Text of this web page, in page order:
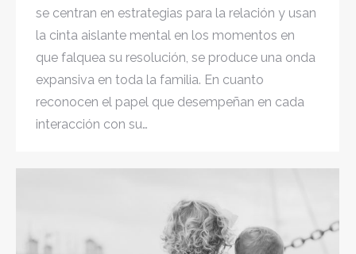
se centran en estrategias para la relación y usan
la cinta aislante mental en los momentos en
que falquea su resolución, se produce una onda
expansiva en toda la familia. En cuanto
reconocen el papel que desempeñan en cada
interacción con su…